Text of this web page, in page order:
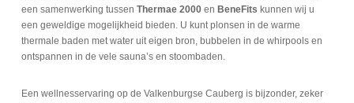
een samenwerking tussen Thermae 2000en BeneFits kunnen wij u
een geweldige mogelijkheid bieden. U kunt plonsen in de warme
thermale baden met water uit eigen bron, bubbelen in de whirpools en
ontspannen in de vele sauna’s en stoombaden.
Een wellnesservaring op de Valkenburgse Cauberg is bijzonder, zeker